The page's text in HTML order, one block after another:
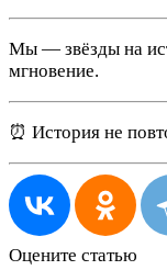
Мы — звёзды на
мгновение.
⏰ История не
Оцените статью